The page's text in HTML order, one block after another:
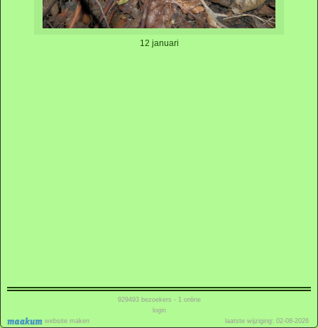
12 januari
website maken
929493bezoekers - 1 online
login
laatste wijziging: 02-08-2026